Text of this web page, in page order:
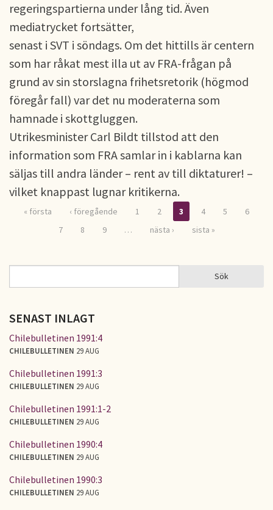
regeringspartierna under lång tid. Även
mediatrycket fortsätter,
senast i SVT i söndags. Om det hittills är centern
som har råkat mest illa ut av FRA-frågan på
grund av sin storslagna frihetsretorik (högmod
föregår fall) var det nu moderaterna som
hamnade i skottgluggen.
Utrikesminister Carl Bildt tillstod att den
information som FRA samlar in i kablarna kan
säljas till andra länder – rent av till diktaturer! –
vilket knappast lugnar kritikerna.
Sidor
« första ‹ föregående 1 2 3 4 5
6
7
8 9 … nästa › sista »
SÖKFORMULÄR Sök
SENAST INLAGT
Chilebulletinen 1991:4
CHILEBULLETINEN 29 AUG
Chilebulletinen 1991:3
CHILEBULLETINEN 29 AUG
Chilebulletinen 1991:1-2
CHILEBULLETINEN 29 AUG
Chilebulletinen 1990:4
CHILEBULLETINEN 29 AUG
Chilebulletinen 1990:3
CHILEBULLETINEN 29 AUG